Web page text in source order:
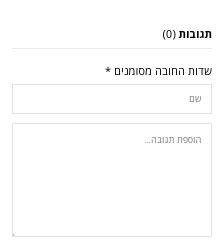
תגובות (0)
שדות החובה מסומנים *